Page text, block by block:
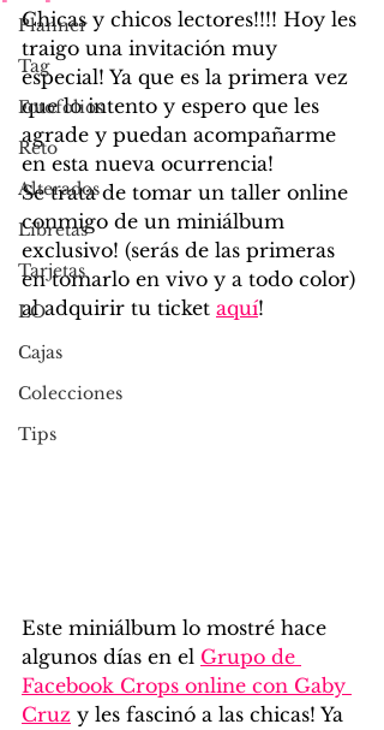
Planner
Tag
Fotofolios
Reto
Alterados
Libretas
Tarjetas
LO
Cajas
Colecciones
Tips
Chicas y chicos lectores!!!! Hoy les
traigo una invitación muy
especial! Ya que es la primera vez
que lo intento y espero que les
agrade y puedan acompañarme
en esta nueva ocurrencia!
Se trata de tomar un taller online
conmigo de un miniálbum
exclusivo! (serás de las primeras
en tomarlo en vivo y a todo color)
al adquirir tu ticket aquí!
Este miniálbum lo mostré hace
algunos días en el Grupo de
Facebook Crops online con Gaby
Cruz y les fascinó a las chicas! Ya